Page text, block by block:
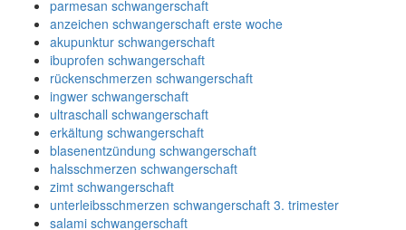
parmesan schwangerschaft
anzeichen schwangerschaft erste woche
akupunktur schwangerschaft
ibuprofen schwangerschaft
rückenschmerzen schwangerschaft
ingwer schwangerschaft
ultraschall schwangerschaft
erkältung schwangerschaft
blasenentzündung schwangerschaft
halsschmerzen schwangerschaft
zimt schwangerschaft
unterleibsschmerzen schwangerschaft 3. trimester
salami schwangerschaft